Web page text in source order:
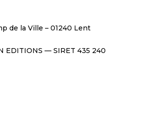
de la Ville – 01240 Lent
EDITIONS — SIRET 435 240